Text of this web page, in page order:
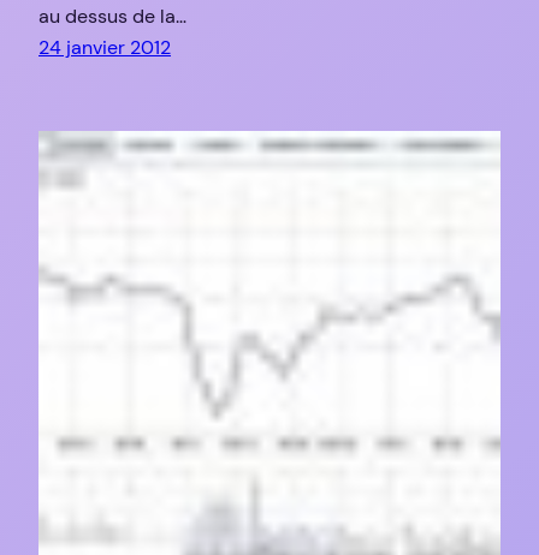
au dessus de la…
24 janvier 2012